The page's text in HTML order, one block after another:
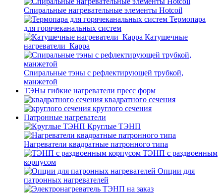
Спиральные нагревательные элементы Hotcoil
Термопара
для горячеканальных систем
Катушечные
нагреватели_Карра
Спиральные тэны с рефлектирующей трубкой,
манжетой
ТЭНы гибкие нагреватели пресс форм
квадратного сечения
круглого сечения
Патронные нагреватели
Круглые ТЭНП
Нагреватели квадратные патронного типа
ТЭНП с раздвоенным
корпусом
Опции для
патронных нагревателей